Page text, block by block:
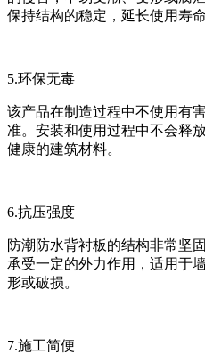
保持结构的稳定，延长使用寿命
5.环保无毒
该产品在制造过程中不使用有
准。安装和使用过程中不会释
健康的建筑材料。
6.抗压强度
防潮防水背衬板的结构非常坚
承受一定的外力作用，适用于
形或破损。
7.施工简便